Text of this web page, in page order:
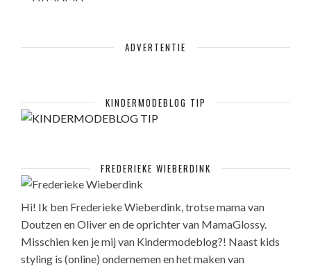
ADVERTENTIE
KINDERMODEBLOG TIP
FREDERIEKE WIEBERDINK
Hi! Ik ben Frederieke Wieberdink, trotse mama van
Doutzen en Oliver en de oprichter van MamaGlossy.
Misschien ken je mij van Kindermodeblog?! Naast kids
styling is (online) ondernemen en het maken van